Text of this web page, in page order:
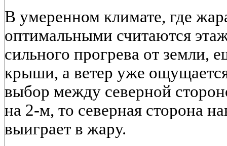
В умеренном климате, где
оптимальными считаются
сильного прогрева от земли,
крыши, а ветер уже
выбор между северной
на 2-м, то северная сторона
выиграет в жару.